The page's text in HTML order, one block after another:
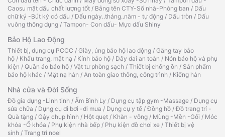
Caosu mặt dấu chất lượng tốt / Bảng tên CTY-Số nhà-Phòng ban / Dấu
chữ ký -Bút ký có dấu / Dấu ngày..tháng..năm - tự động / Dấu tròn / Dấu
vuông thông dụng / Tampon- Con dấu- Mực dấu Shiny
Bảo Hộ Lao Động
Thiết bị, dụng cụ PCCC / Giày, ủng bảo hộ lao động / Găng tay bảo
hộ / Khẩu trang, mặt nạ / Kính bảo hộ / Dây đai an toàn / Nón bảo hộ và phụ
kiện / Quần áo bảo hộ / Vật tư phòng sạch / Thiết bị chống ồn / Sản phẩm
bảo hộ khác / Mặt nạ hàn / An toàn giao thông, công trình / Kiếng hàn
Nhà cửa và Đời Sống
Đồ gia dụng -Linh tinh / Ấm Bình Ly / Dụng cụ tập gym -Massage / Dụng cụ
sửa chữa / Dụng cụ đi bơi -đi mưa / Dụng cụ y tế /Đồng hồ /Đồ trang trí -
Quà tặng / Gậy chụp hình / Hột quẹt / Khăn - võng / Mùng -Mền -Gối / Móc
khóa -Ổ khóa / Phụ kiện nhà bếp / Phụ kiện đồ chơi xe / Thiết bị vệ
sinh / Trang trí noel